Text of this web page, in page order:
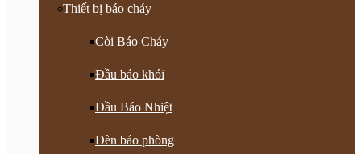
Thiết bị báo cháy
Còi Báo Cháy
Đầu báo khói
Đầu Báo Nhiệt
Đèn báo phòng